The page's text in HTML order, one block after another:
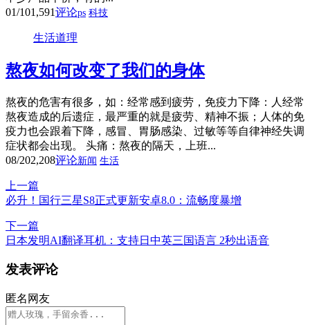
01/101,591评论ps 科技
生活道理
熬夜如何改变了我们的身体
熬夜的危害有很多，如：经常感到疲劳，免疫力下降：人经常
熬夜造成的后遗症，最严重的就是疲劳、精神不振；人体的免
疫力也会跟着下降，感冒、胃肠感染、过敏等等自律神经失调
症状都会出现。 头痛：熬夜的隔天，上班...
08/202,208评论新闻 生活
上一篇
必升！国行三星S8正式更新安卓8.0：流畅度暴增
下一篇
日本发明AI翻译耳机：支持日中英三国语言 2秒出语音
发表评论
匿名网友